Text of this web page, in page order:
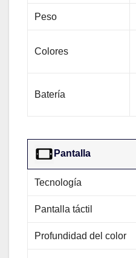
Peso
Colores
Batería
Pantalla
Tecnología
Pantalla táctil
Profundidad del color